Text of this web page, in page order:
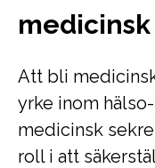
Att bli
yrke inom
medicinsk
roll i att